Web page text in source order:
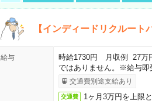
【インディードリクルー
給与
時給1730円 月収例 27万
ではありません。※給与即
交通費別途支給あり
交通費 1ヶ月3万円を上限